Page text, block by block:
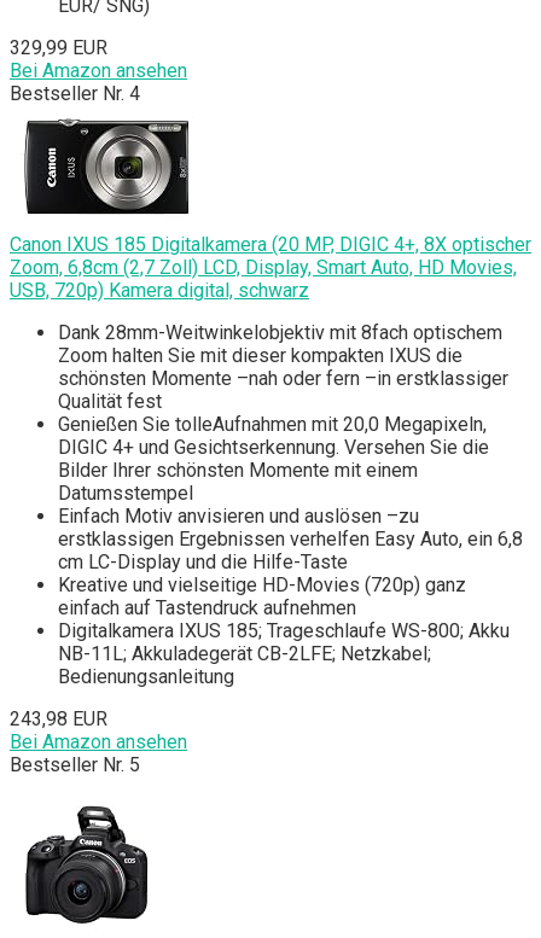
EUR/ SNG)
329,99 EUR
Bei Amazon ansehen
Bestseller Nr. 4
Canon IXUS 185 Digitalkamera (20 MP, DIGIC 4+, 8X optischer
Zoom, 6,8cm (2,7 Zoll) LCD, Display, Smart Auto, HD Movies,
USB, 720p) Kamera digital, schwarz
Dank 28mm-Weitwinkelobjektiv mit 8fach optischem
Zoom halten Sie mit dieser kompakten IXUS die
schönsten Momente –nah oder fern –in erstklassiger
Qualität fest
Genießen Sie tolleAufnahmen mit 20,0 Megapixeln,
DIGIC 4+ und Gesichtserkennung. Versehen Sie die
Bilder Ihrer schönsten Momente mit einem
Datumsstempel
Einfach Motiv anvisieren und auslösen –zu
erstklassigen Ergebnissen verhelfen Easy Auto, ein 6,8
cm LC-Display und die Hilfe-Taste
Kreative und vielseitige HD-Movies (720p) ganz
einfach auf Tastendruck aufnehmen
Digitalkamera IXUS 185; Trageschlaufe WS-800; Akku
NB-11L; Akkuladegerät CB-2LFE; Netzkabel;
Bedienungsanleitung
243,98 EUR
Bei Amazon ansehen
Bestseller Nr. 5